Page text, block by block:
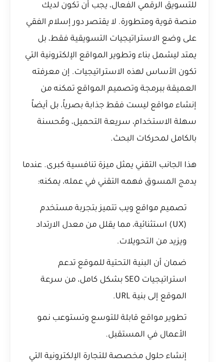
للتسويق الرقمي الفعال، يجب أن تكون لديك
منصة قوية ومتطورة. لا يقتصر دور إسلام الفقي
على وضع الاستراتيجيات التسويقية فقط، بل
يمتد ليشمل بناء وتطوير المواقع الإلكترونية التي
تكون الأساس لهذه الاستراتيجيات. إن معرفته
العميقة ببرمجة وتصميم المواقع تمكنه من
إنشاء مواقع ليست فقط جذابة بصرياً، بل أيضاً
سهلة الاستخدام، سريعة التحميل، ومُحسنة
بالكامل لمحركات البحث.
هذا الجانب التقني يمثل ميزة تنافسية كبرى. عندما
يدمج المسوق فهمه التقني في عمله، يمكنه:
تصميم مواقع ويب تتميز بتجربة مستخدم
(UX) استثنائية، مما يقلل من معدل الارتداد
ويزيد من التحويلات.
ضمان أن البنية التحتية للموقع تدعم
استراتيجيات SEO بشكل كامل، من سرعة
الموقع إلى بنية URL.
تطوير مواقع قابلة للتوسع وتستوعب نمو
الأعمال في المستقبل.
إنشاء حلول مخصصة للتجارة الإلكترونية التي